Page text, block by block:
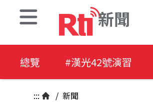
新聞
總覽 #漢光42號演習
::: / 新聞